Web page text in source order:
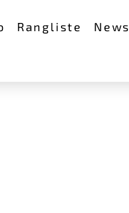
Rangliste News